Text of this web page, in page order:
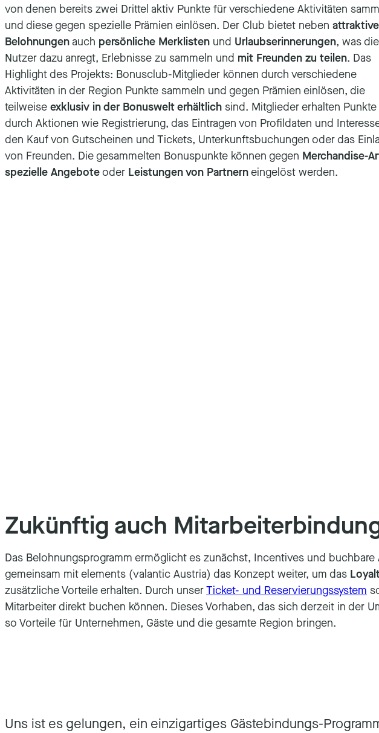
von denen bereits zwei Drittel aktiv Punkte für verschiedene Aktivitäten
und diese gegen spezielle Prämien einlösen. Der Club bietet neben
Belohnungen auch persönliche Merklisten und Urlaubserinnerungen, was die
Nutzer dazu anregt, Erlebnisse zu sammeln und mit Freunden zu teilen. Das
Highlight des Projekts: Bonusclub-Mitglieder können durch verschiedene
Aktivitäten in der Region Punkte sammeln und gegen Prämien einlösen, die
teilweise exklusiv in der Bonuswelt erhältlich sind. Mitglieder erhalten Punkte
durch Aktionen wie Registrierung, das Eintragen von Profildaten und
den Kauf von Gutscheinen und Tickets, Unterkunftsbuchungen oder das
von Freunden. Die gesammelten Bonuspunkte können gegen Merchandise-
spezielle Angeboteoder Leistungen von Partnerneingelöst werden.
Zukünftig auch
Das Belohnungsprogramm ermöglicht es zunächst, Incentives und
gemeinsam mit elements (valantic Austria) das Konzept weiter, um das
zusätzliche Vorteile erhalten. Durch unserTicket- und Reservierungssystem
Mitarbeiter direkt buchen können. Dieses Vorhaben, das sich derzeit in
so Vorteile für Unternehmen, Gäste und die gesamte Region bringen.
Uns ist es gelungen, ein einzigartiges Gästebindungs-